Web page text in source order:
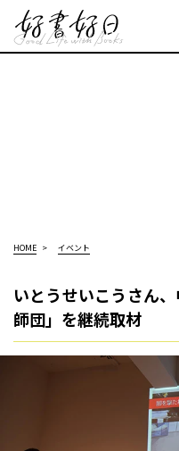
HOME イベント
いとうせいこうさん
師団」を継続取材